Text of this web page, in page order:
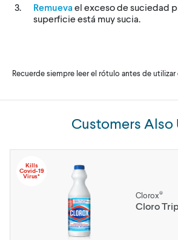
Remueva el exceso de suciedad
superficie está muy sucia.
Recuerde siempre leer el rótulo antes de
Customers Also
Kills
Covid-19
Virus*
Clorox®
Cloro